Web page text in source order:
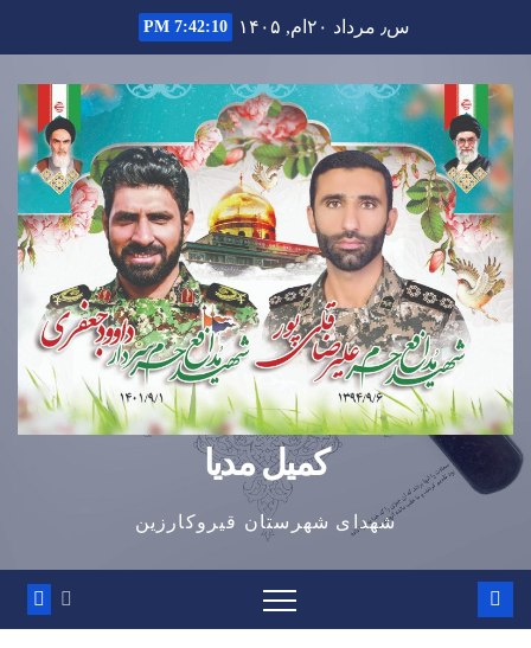
to
content
س٫ مرداد ۲۰ام, ۱۴۰۵ 7:42:11 PM
کمیل مدیا
شهدای شهرستان قیروکارزین